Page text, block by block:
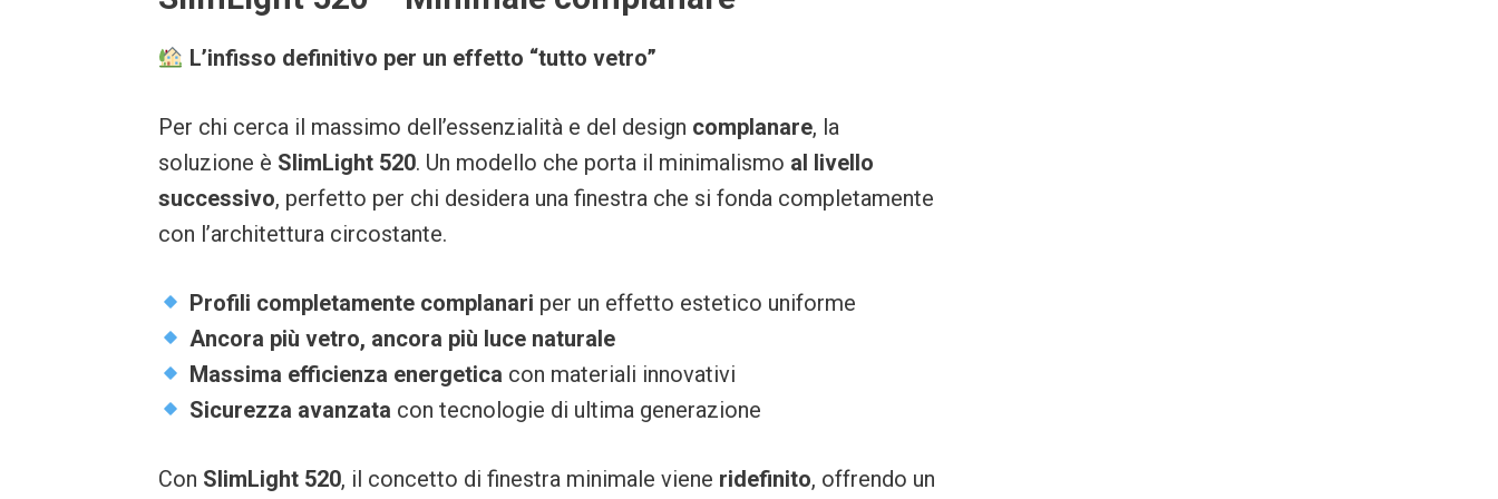
L’infisso definitivo per un effetto “tutto vetro”
Per chi cerca il massimo dell’essenzialità e del design complanare, la
soluzione è SlimLight 520. Un modello che porta il minimalismo al livello
successivo, perfetto per chi desidera una finestra che si fonda completamente
con l’architettura circostante.
Profili completamente complanari per un effetto estetico uniforme
Ancora più vetro, ancora più luce naturale
Massima efficienza energetica con materiali innovativi
Sicurezza avanzata con tecnologie di ultima generazione
Con SlimLight 520, il concetto di finestra minimale viene ridefinito, offrendo un